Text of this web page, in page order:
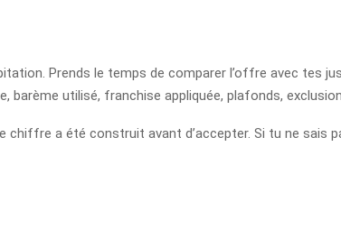
Prends le temps de comparer l’offre avec tes
utilisé, franchise appliquée, plafonds,
a été construit avant d’accepter. Si tu ne sais